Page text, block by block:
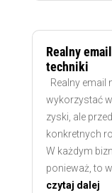
Realny
techniki
Realny email
wykorzystać
zyski, ale
konkretnych
W każdym
ponieważ, to
czytaj dalej